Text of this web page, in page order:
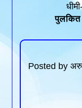
पुलकित
Posted by